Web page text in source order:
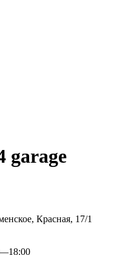
garage
Красная, 17/1